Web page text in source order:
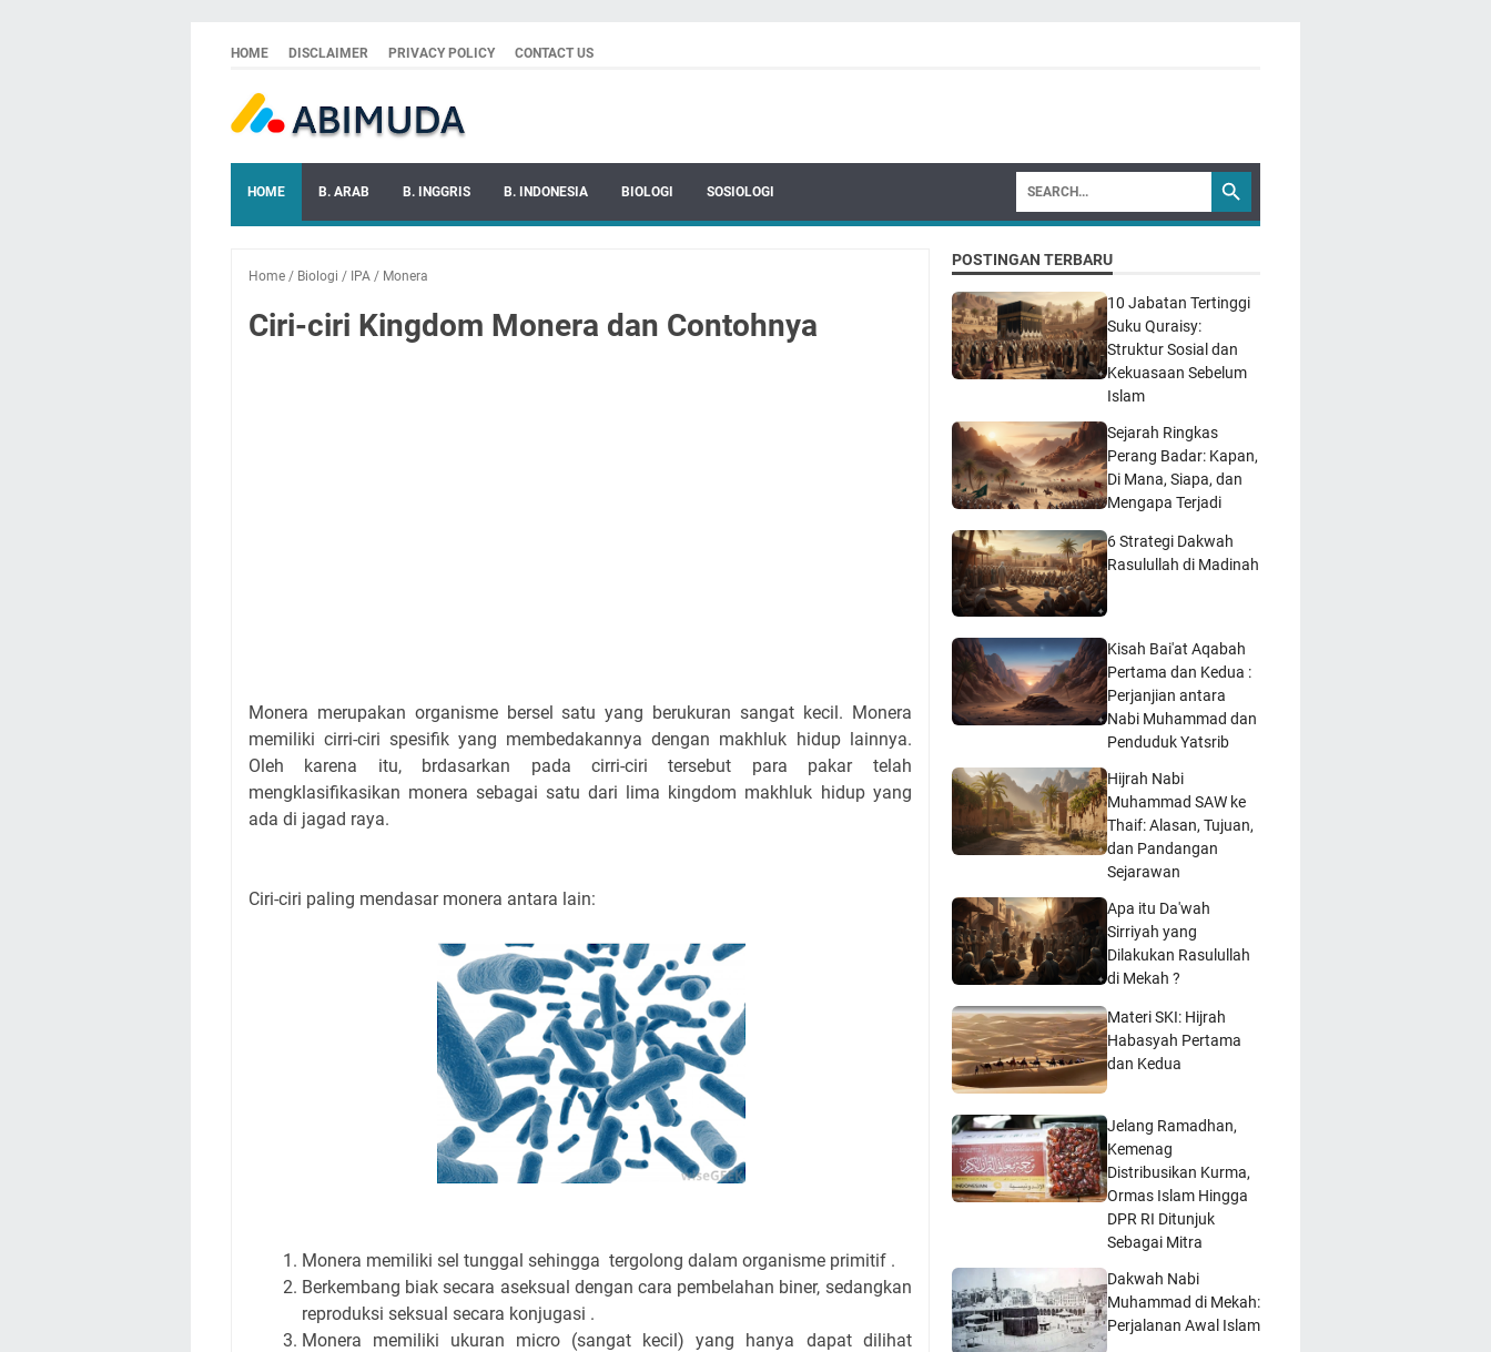
HOME DISCLAIMER PRIVACY POLICY CONTACT US
HOME B. ARAB B. INGGRIS B. INDONESIA BIOLOGI SOSIOLOGI
Home / Biologi / IPA / Monera
Ciri-ciri Kingdom Monera dan Contohnya
Monera merupakan organisme bersel satu yang berukuran sangat kecil. Monera
memiliki cirri-ciri spesifik yang membedakannya dengan makhluk hidup lainnya.
Oleh karena itu, brdasarkan pada cirri-ciri tersebut para pakar telah
mengklasifikasikan monera sebagai satu dari lima kingdom makhluk hidup yang
ada di jagad raya.
Ciri-ciri paling mendasar monera antara lain:
Monera memiliki sel tunggal sehingga tergolong dalam organisme primitif .
Berkembang biak secara aseksual dengan cara pembelahan biner, sedangkan
reproduksi seksual secara konjugasi .
Monera memiliki ukuran micro (sangat kecil) yang hanya dapat dilihat
POSTINGAN TERBARU
10 Jabatan Tertinggi
Suku Quraisy:
Struktur Sosial dan
Kekuasaan Sebelum
Islam
Sejarah Ringkas
Perang Badar: Kapan,
Di Mana, Siapa, dan
Mengapa Terjadi
6 Strategi Dakwah
Rasulullah di Madinah
Kisah Bai'at Aqabah
Pertama dan Kedua :
Perjanjian antara
Nabi Muhammad dan
Penduduk Yatsrib
Hijrah Nabi
Muhammad SAW ke
Thaif: Alasan, Tujuan,
dan Pandangan
Sejarawan
Apa itu Da'wah
Sirriyah yang
Dilakukan Rasulullah
di Mekah ?
Materi SKI: Hijrah
Habasyah Pertama
dan Kedua
Jelang Ramadhan,
Kemenag
Distribusikan Kurma,
Ormas Islam Hingga
DPR RI Ditunjuk
Sebagai Mitra
Dakwah Nabi
Muhammad di Mekah:
Perjalanan Awal Islam